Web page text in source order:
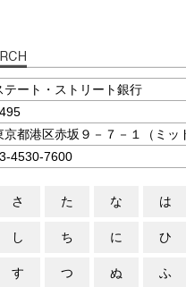
テート・ストリート銀行
京都港区赤坂９－７－１（ミッ
4530-7600
さ た な は
し ち に ひ
す つ ぬ ふ